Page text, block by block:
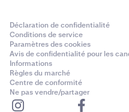
Déclaration de confidentialité
Conditions de service
Paramètres des cookies
Avis de confidentialité pour les
Informations
Règles du marché
Centre de conformité
Ne pas vendre/partager